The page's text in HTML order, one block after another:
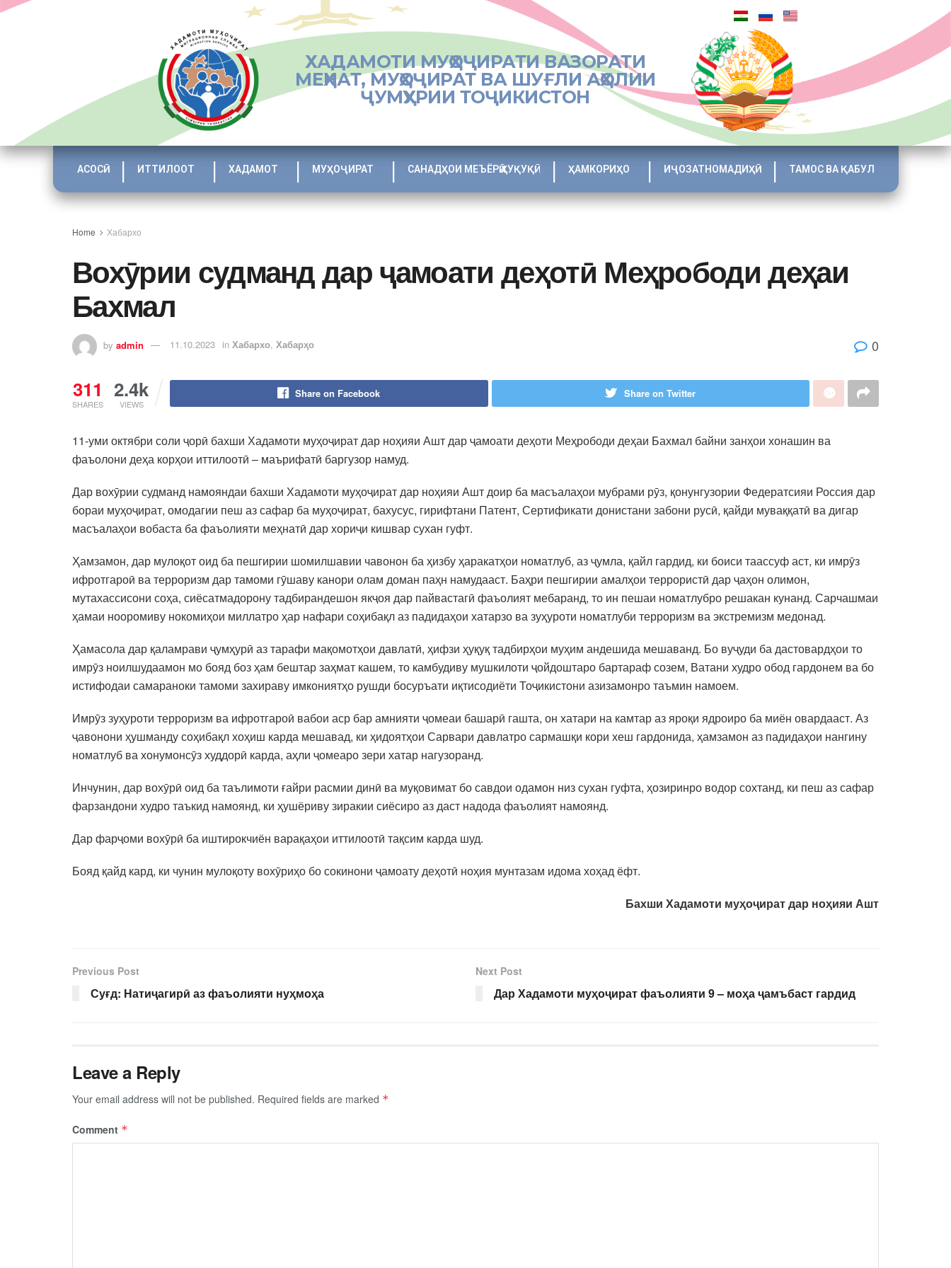
ХАДАМОТИ МУҲОҶИРАТИ ВАЗОРАТИ
МЕҲНАТ, МУҲОҶИРАТ ВА ШУҒЛИ АҲОЛИИ
ҶУМҲУРИИ ТОҶИКИСТОН
АСОСӢ ИТТИЛООТ ХАДАМОТ МУҲОҶИРАТ САНАДҲОИ МЕЪЁРӢ ҲУҚУҚӢ ҲАМКОРИҲО ИҶОЗАТНОМАДИҲӢ ТАМОС ВА ҚАБУЛ
Home Хабархо
Вохӯрии судманд дар ҷамоати деҳотӣ Меҳрободи деҳаи
Бахмал
by admin 11.10.2023 in Хабархо, Хабарҳо 0
311
SHARES
2.4k
VIEWS
Share on Facebook Share on Twitter
11-уми октябри соли ҷорӣ бахши Хадамоти муҳоҷират дар ноҳияи Ашт дар ҷамоати деҳоти Меҳрободи деҳаи Бахмал байни занҳои хонашин ва
фаъолони деҳа корҳои иттилоотӣ – маърифатӣ баргузор намуд.
Дар вохӯрии судманд намояндаи бахши Хадамоти муҳоҷират дар ноҳияи Ашт доир ба масъалаҳои мубрами рӯз, қонунгузории Федератсияи Россия дар
бораи муҳоҷират, омодагии пеш аз сафар ба муҳоҷират, бахусус, гирифтани Патент, Сертификати донистани забони русӣ, қайди муваққатӣ ва дигар
масъалаҳои вобаста ба фаъолияти меҳнатӣ дар хориҷи кишвар сухан гуфт.
Ҳамзамон, дар мулоқот оид ба пешгирии шомилшавии чавонон ба ҳизбу ҳаракатҳои номатлуб, аз ҷумла, қайл гардид, ки боиси таассуф аст, ки имрӯз
ифротгароӣ ва терроризм дар тамоми гӯшаву канори олам доман паҳн намудааст. Баҳри пешгирии амалҳои террористӣ дар ҷаҳон олимон,
мутахассисони соҳа, сиёсатмадорону тадбирандешон якҷоя дар пайвастагӣ фаъолият мебаранд, то ин пешаи номатлубро решакан кунанд. Сарчашмаи
ҳамаи нооромиву нокомиҳои миллатро ҳар нафари соҳибақл аз падидаҳои хатарзо ва зуҳуроти номатлуби терроризм ва экстремизм медонад.
Ҳамасола дар қаламрави ҷумҳурӣ аз тарафи мақомотҳои давлатӣ, ҳифзи ҳуқуқ тадбирҳои муҳим андешида мешаванд. Бо вуҷуди ба дастовардҳои то
имрӯз ноилшудаамон мо бояд боз ҳам бештар заҳмат кашем, то камбудиву мушкилоти ҷойдоштаро бартараф созем, Ватани худро обод гардонем ва бо
истифодаи самараноки тамоми захираву имкониятҳо рушди босуръати иқтисодиёти Тоҷикистони азизамонро таъмин намоем.
Имрӯз зуҳуроти терроризм ва ифротгароӣ вабои аср бар амнияти ҷомеаи башарӣ гашта, он хатари на камтар аз яроқи ядроиро ба миён овардааст. Аз
ҷавонони ҳушманду соҳибақл хоҳиш карда мешавад, ки ҳидоятҳои Сарвари давлатро сармашқи кори хеш гардонида, ҳамзамон аз падидаҳои нангину
номатлуб ва хонумонсӯз худдорӣ карда, аҳли ҷомеаро зери хатар нагузоранд.
Инчунин, дар вохӯрӣ оид ба таълимоти ғайри расмии динӣ ва муқовимат бо савдои одамон низ сухан гуфта, ҳозиринро водор сохтанд, ки пеш аз сафар
фарзандони худро таъкид намоянд, ки ҳушёриву зиракии сиёсиро аз даст надода фаъолият намоянд.
Дар фарҷоми вохӯрӣ ба иштирокчиён варақаҳои иттилоотӣ тақсим карда шуд.
Бояд қайд кард, ки чунин мулоқоту вохӯриҳо бо сокинони ҷамоату деҳотӣ ноҳия мунтазам идома хоҳад ёфт.
Бахши Хадамоти муҳоҷират дар ноҳияи Ашт
Previous Post
Суғд: Натиҷагирӣ аз фаъолияти нуҳмоҳа
Next Post
Дар Хадамоти муҳоҷират фаъолияти 9 – моҳа ҷамъбаст гардид
Leave a Reply
Your email address will not be published. Required fields are marked *
Comment *